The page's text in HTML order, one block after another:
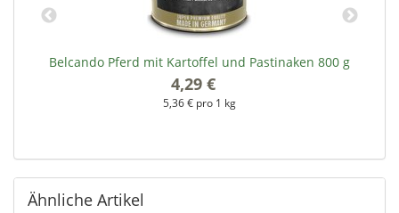
Belcando Pferd mit Kartoffel und Pastinaken 800 g
4,29 €
5,36 € pro 1 kg
Ähnliche Artikel